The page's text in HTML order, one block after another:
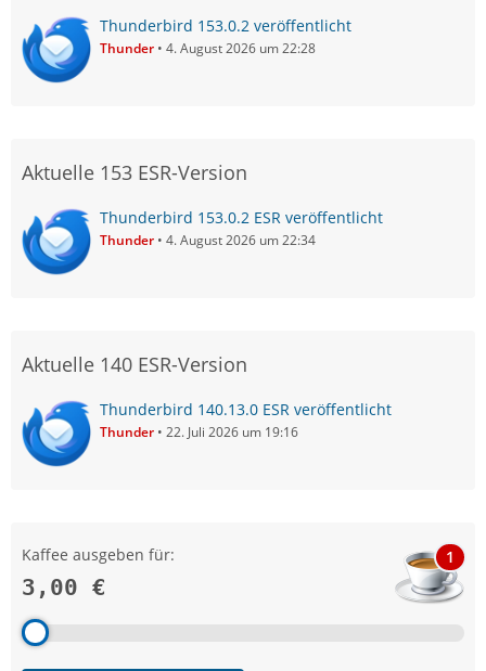
Thunderbird 153.0.2 veröffentlicht
Thunder 4. August 2026 um 22:28
Aktuelle 153 ESR-Version
Thunderbird 153.0.2 ESR veröffentlicht
Thunder 4. August 2026 um 22:34
Aktuelle 140 ESR-Version
Thunderbird 140.13.0 ESR veröffentlicht
Thunder 22. Juli 2026 um 19:16
Kaffee ausgeben für:
3,00 €
1